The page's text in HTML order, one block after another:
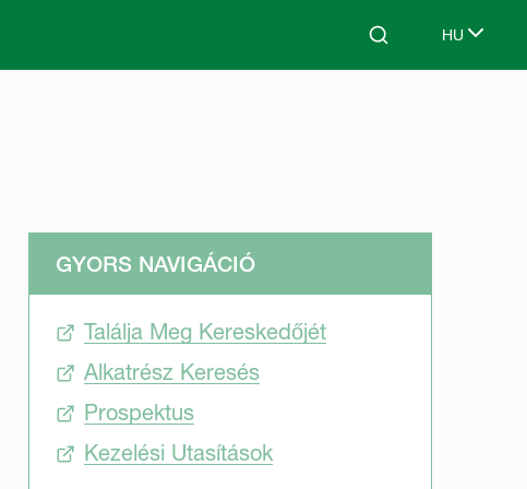
Search HU
Select
GYORS NAVIGÁCIÓ
Találja Meg Kereskedőjét
Alkatrész Keresés
Prospektus
Kezelési Utasítások